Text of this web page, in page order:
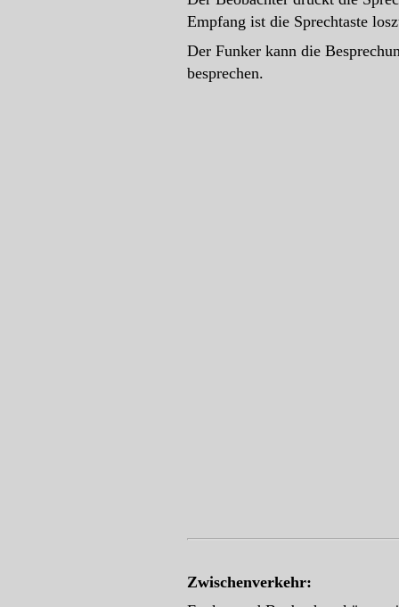
Empfang ist die Sprechtaste
Der Funker kann die
besprechen.
Zwischenverkehr: